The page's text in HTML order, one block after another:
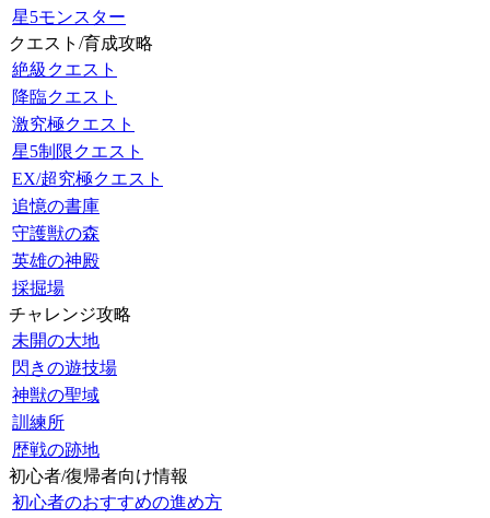
星5モンスター
クエスト/育成攻略
絶級クエスト
降臨クエスト
激究極クエスト
星5制限クエスト
EX/超究極クエスト
追憶の書庫
守護獣の森
英雄の神殿
採掘場
チャレンジ攻略
未開の大地
閃きの遊技場
神獣の聖域
訓練所
歴戦の跡地
初心者/復帰者向け情報
初心者のおすすめの進め方